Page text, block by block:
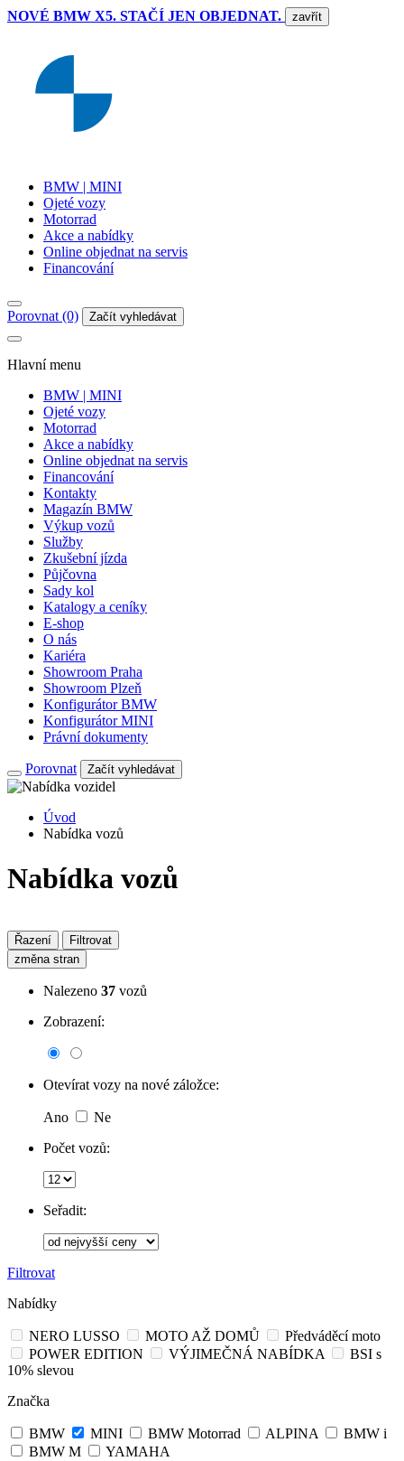
NOVÉ BMW X5. STAČÍ JEN OBJEDNAT. zavřít
BMW | MINI
Ojeté vozy
Motorrad
Akce a nabídky
Online objednat na servis
Financování
Porovnat (0) Začít vyhledávat
Hlavní menu
BMW | MINI
Ojeté vozy
Motorrad
Akce a nabídky
Online objednat na servis
Financování
Kontakty
Magazín BMW
Výkup vozů
Služby
Zkušební jízda
Půjčovna
Sady kol
Katalogy a ceníky
E-shop
O nás
Kariéra
Showroom Praha
Showroom Plzeň
Konfigurátor BMW
Konfigurátor MINI
Právní dokumenty
Porovnat Začít vyhledávat
Úvod
Nabídka vozů
Nabídka vozů
Řazení
Filtrovat
změna stran
Nalezeno 37 vozů
Zobrazení:
Otevírat vozy na nové záložce:
Ano
Ne
Počet vozů:
Seřadit:
Filtrovat
Nabídky
NERO LUSSO MOTO AŽ DOMŮ
Předváděcí moto
POWER EDITION
VÝJIMEČNÁ NABÍDKA
BSI s
10% slevou
Značka
BMW MINI BMW Motorrad ALPINA
BMW i
BMW M
YAMAHA